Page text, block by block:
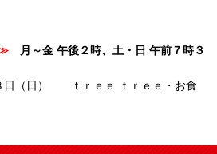
≫
月～金 午後２時、土・日 午前７時３
日（日） ｔｒｅｅ ｔｒｅｅ・お食